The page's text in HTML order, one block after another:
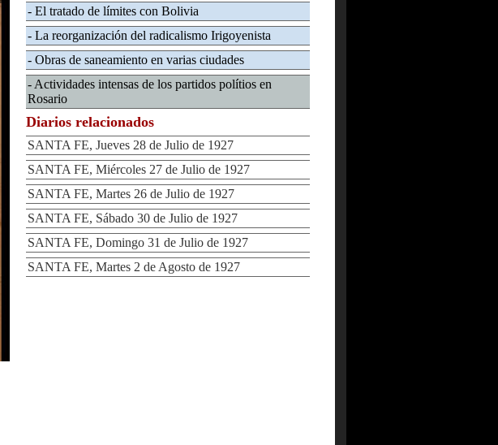
- El tratado de límites con Bolivia
- La reorganización del radicalismo Irigoyenista
- Obras de saneamiento en varias ciudades
- Actividades intensas de los partidos polítios en
Rosario
Diarios relacionados
SANTA FE, Jueves 28 de Julio de 1927
SANTA FE, Miércoles 27 de Julio de 1927
SANTA FE, Martes 26 de Julio de 1927
SANTA FE, Sábado 30 de Julio de 1927
SANTA FE, Domingo 31 de Julio de 1927
SANTA FE, Martes 2 de Agosto de 1927